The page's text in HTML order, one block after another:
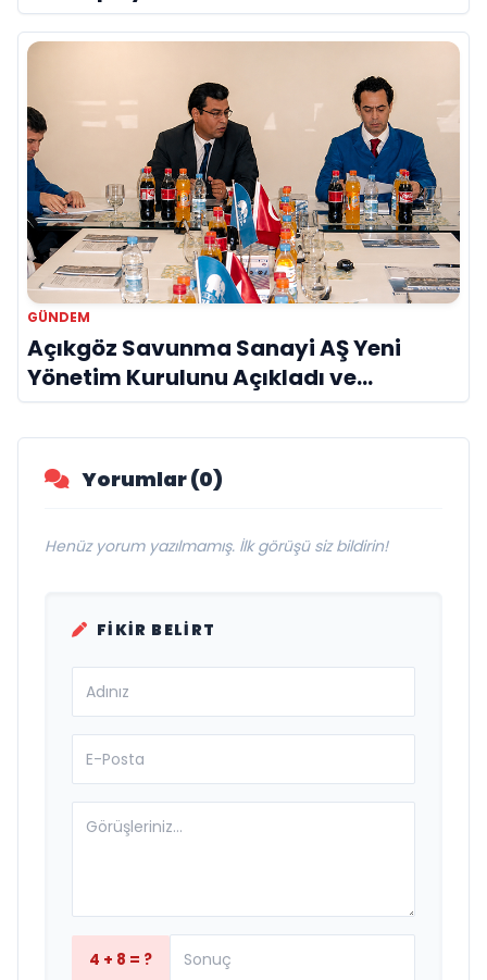
GÜNDEM
Açıkgöz Savunma Sanayi AŞ Yeni
Yönetim Kurulunu Açıkladı ve
Savunma Sanayinde Küresel Vizyon
Vurgusu
Yorumlar (0)
Henüz yorum yazılmamış. İlk görüşü siz bildirin!
FIKIR BELIRT
4 + 8 = ?